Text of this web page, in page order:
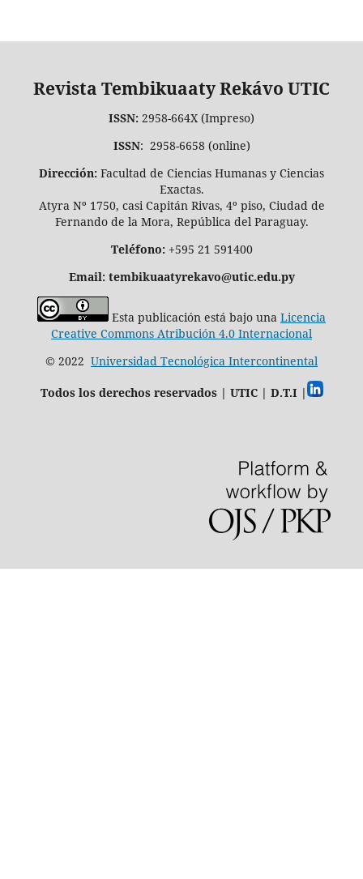
Revista Tembikuaaty Rekávo UTIC
ISSN: 2958-664X (Impreso)
ISSN: 2958-6658 (online)
Dirección: Facultad de Ciencias Humanas y Ciencias
Exactas.
Atyra Nº 1750, casi Capitán Rivas, 4º piso, Ciudad de
Fernando de la Mora, República del Paraguay.
Teléfono: +595 21 591400
Email: tembikuaatyrekavo@utic.edu.py
Esta publicación está bajo una Licencia
Creative Commons Atribución 4.0 Internacional
© 2022 Universidad Tecnológica Intercontinental
Todos los derechos reservados | UTIC | D.T.I |